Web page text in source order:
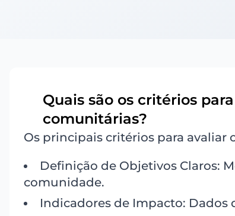
Quais são os critérios
comunitárias?
Os principais critérios para avaliar
Definição de Objetivos Claros:
comunidade.
Indicadores de Impacto: